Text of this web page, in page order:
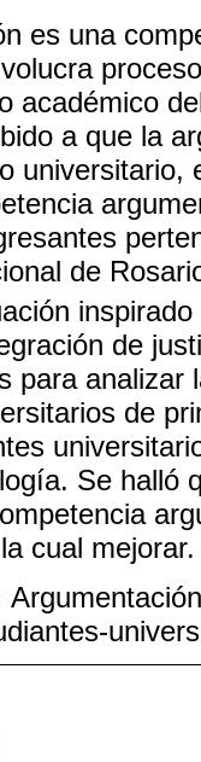
es una
académico
a que la
universitario,
de
de
para
de
Se halló
cual mejorar.